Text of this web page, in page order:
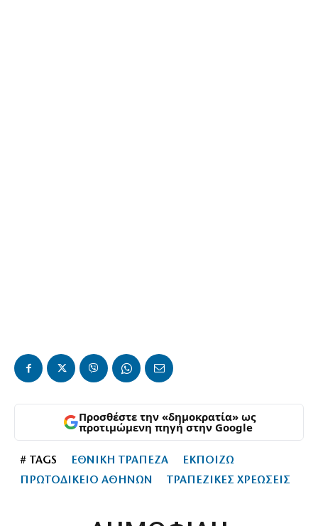
Προσθέστε την «δημοκρατία» ως
προτιμώμενη πηγή στην Google
# TAGS ΕΘΝΙΚΗ ΤΡΑΠΕΖΑ
ΕΚΠΟΙΖΩ
ΠΡΩΤΟΔΙΚΕΙΟ ΑΘΗΝΩΝ
ΤΡΑΠΕΖΙΚΕΣ ΧΡΕΩΣΕΙΣ